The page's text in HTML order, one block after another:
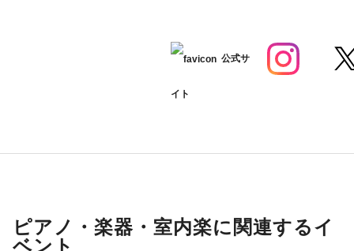
公式サ
イト
ピアノ・楽器・室内楽に関連するイ
ベント